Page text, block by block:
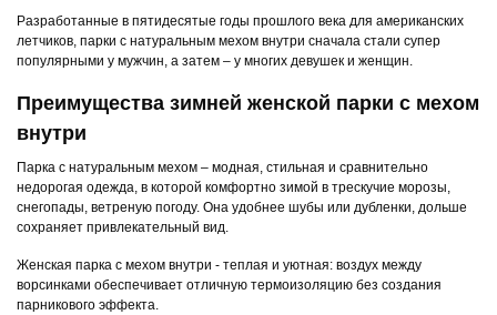
Разработанные в пятидесятые годы прошлого века для американских
летчиков, парки с натуральным мехом внутри сначала стали супер
популярными у мужчин, а затем – у многих девушек и женщин.
Преимущества зимней женской парки с мехом
внутри
Парка с натуральным мехом – модная, стильная и сравнительно
недорогая одежда, в которой комфортно зимой в трескучие морозы,
снегопады, ветреную погоду. Она удобнее шубы или дубленки, дольше
сохраняет привлекательный вид.
Женская парка с мехом внутри - теплая и уютная: воздух между
ворсинками обеспечивает отличную термоизоляцию без создания
парникового эффекта.